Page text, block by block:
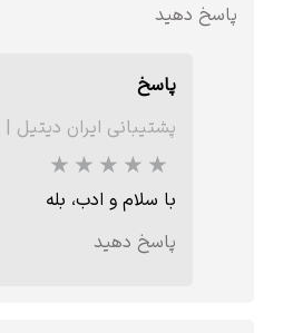
★★
پاسخ دهید
پاسخ
پشتیبانی ایران دیتیل |
با سلام و ادب، بله
پاسخ دهید